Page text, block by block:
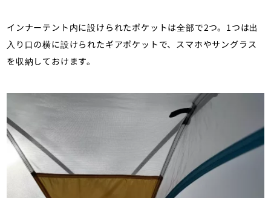
インナーテント内に設けられたポケットは全部で2つ。1つは出
入り口の横に設けられたギアポケットで、スマホやサングラス
を収納しておけます。